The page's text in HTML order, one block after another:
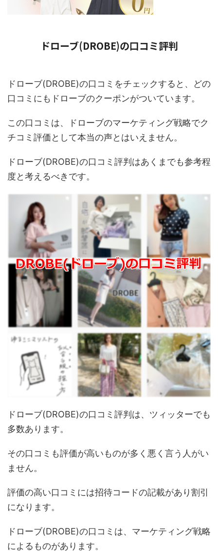
ドローブ(DROBE)の口コミ評判
ドローブ(DROBE)の口コミをチェックすると、どの
口コミにもドローブのクーポンがついています。
この口コミは、ドローブのマーケティング戦略でク
チコミ評価として本当の声とはいえません。
ドローブ(DROBE)の口コミ評判はあくまでも参考程
度と考えるべきです。
ドローブ(DROBE)の口コミ評判は、ツィッターでも
多数あります。
その口コミも評価が高いものが多く悪く言う人がい
ません。
評価の高い口コミには招待コードの記載があり割引
になります。
ドローブ(DROBE)の口コミは、マーケティング戦略
によるものがあります。